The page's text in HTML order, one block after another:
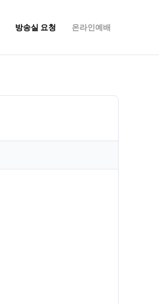
방송실 요청 온라인예배